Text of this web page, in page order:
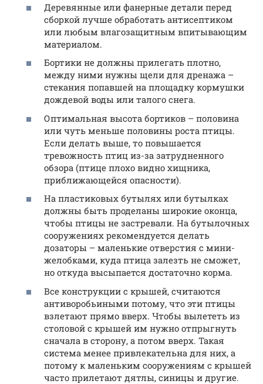
Деревянные или фанерные детали перед
сборкой лучше обработать антисептиком
или любым влагозащитным впитывающим
материалом.
Бортики не должны прилегать плотно,
между ними нужны щели для дренажа –
стекания попавшей на площадку кормушки
дождевой воды или талого снега.
Оптимальная высота бортиков – половина
или чуть меньше половины роста птицы.
Если делать выше, то повышается
тревожность птиц из-за затрудненного
обзора (птице плохо видно хищника,
приближающейся опасности).
На пластиковых бутылях или бутылках
должны быть проделаны широкие оконца,
чтобы птицы не застревали. На бутылочных
сооружениях рекомендуется делать
дозаторы – маленькие отверстия с мини-
желобками, куда птица залезть не сможет,
но откуда высыпается достаточно корма.
Все конструкции с крышей, считаются
антиворобьиными потому, что эти птицы
взлетают прямо вверх. Чтобы вылететь из
столовой с крышей им нужно отпрыгнуть
сначала в сторону, а потом вверх. Такая
система менее привлекательна для них, а
потому к маленьким сооружениям с крышей
часто прилетают дятлы, синицы и другие.